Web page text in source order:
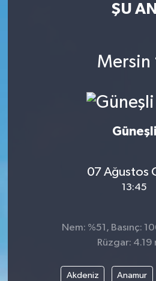
ŞU AN
Mersin
Güneşli
07 Ağustos
13:45
Nem: %51, Basınç:
Rüzgar: 4.19
Akdeniz Anamur
Vefat